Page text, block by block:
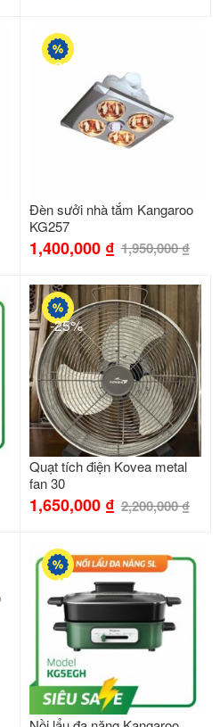
-28%
Đèn sưởi nhà tắm Kangaroo
KG257
1,400,000 ₫ 1,950,000₫
-25%
Quạt tích điện Kovea metal
fan 30
1,650,000 ₫ 2,200,000₫
-47%